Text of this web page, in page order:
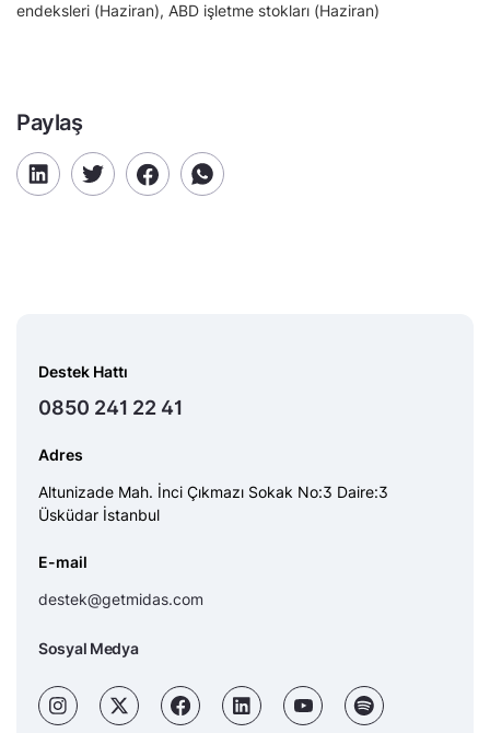
endeksleri (Haziran), ABD işletme stokları (Haziran)
Paylaş
Destek Hattı
0850 241 22 41
Adres
Altunizade Mah. İnci Çıkmazı Sokak No:3 Daire:3
Üsküdar İstanbul
E-mail
destek@getmidas.com
Sosyal Medya